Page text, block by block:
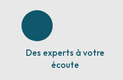
Des experts à votre
écoute